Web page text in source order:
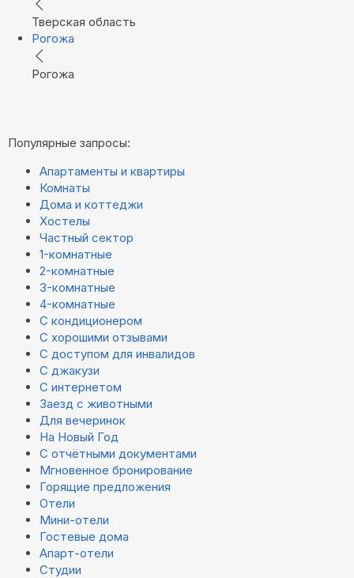
Тверская область
Рогожа
Рогожа
Популярные запросы:
Апартаменты и квартиры
Комнаты
Дома и коттеджи
Хостелы
Частный сектор
1-комнатные
2-комнатные
3-комнатные
4-комнатные
С кондиционером
С хорошими отзывами
С доступом для инвалидов
С джакузи
С интернетом
Заезд с животными
Для вечеринок
На Новый Год
С отчётными документами
Мгновенное бронирование
Горящие предложения
Отели
Мини-отели
Гостевые дома
Апарт-отели
Студии